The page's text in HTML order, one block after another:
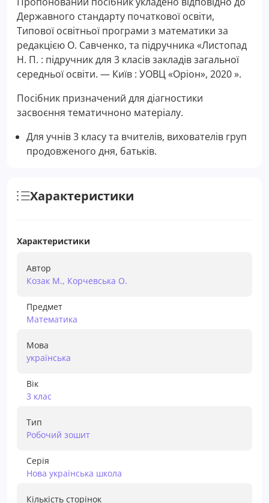
Державного стандарту початкової освіти,
Типової освітньої програми з математики за
редакцією О. Савченко, та підручника «Листопад
Н. П. : підручник для 3 класів закладів загальної
середньої освіти. — Київ : УОВЦ «Оріон», 2020 ».
Посібник призначений для діагностики
засвоєння тематичноно матеріалу.
Для учнів 3 класу та вчителів, вихователів груп
продовженого дня, батьків.
Характеристики
Характеристики
Автор
Козак М., Корчевська О.
Предмет
Математика
Мова
українська
Вік
3 клас
Тип
Робочий зошит
Серія
Нова українська школа
Кількість сторінок